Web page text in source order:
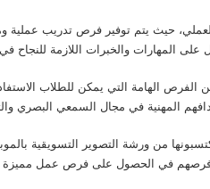
حيث يتم توفير فرص تدريب عملية
الفرص الهامة التي يمكن للطلاب
من ورشة التصوير التسويقية